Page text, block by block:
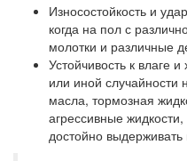
Износостойкость и
когда на пол с
молотки и различные
Устойчивость к влаге
или иной случайности
масла, тормозная
агрессивные
достойно выдерживать